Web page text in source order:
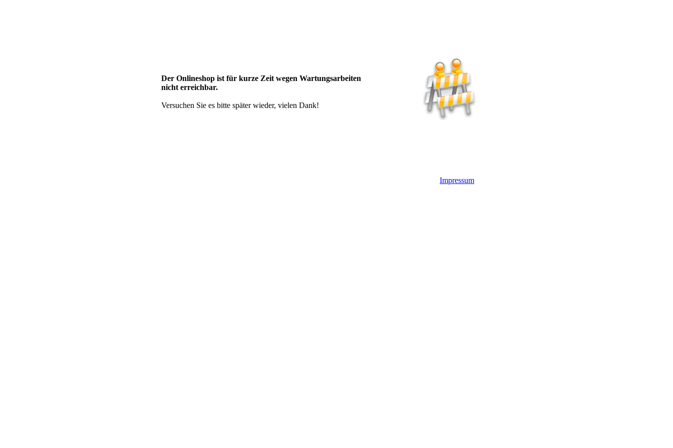
Der Onlineshop ist für kurze Zeit wegen Wartungsarbeiten
nicht erreichbar.
Versuchen Sie es bitte später wieder, vielen Dank!
Impressum